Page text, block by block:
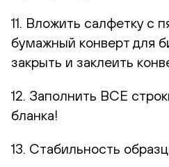
11. Вложить салфетку с
бумажный конверт для
закрыть и заклеить
12. Заполнить ВСЕ
бланка!
13. Стабильность